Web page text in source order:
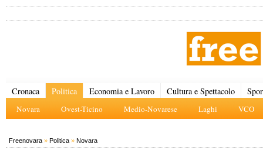
Cronaca Politica
Novara Ovest-Ticino Medio-Novarese Laghi VCO
Economia e Lavoro Cultura e Spettacolo
Freenovara » Politica » Novara